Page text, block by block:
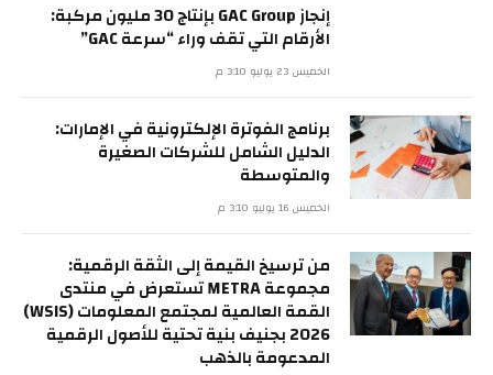
إنجاز GAC Group بإنتاج 30 مليون مركبة:
الأرقام التي تقف وراء “سرعة GAC”
الخميس 23 يوليو 3:10 م
برنامج الفوترة الإلكترونية في الإمارات:
الدليل الشامل للشركات الصغيرة
والمتوسطة
الخميس 16 يوليو 3:10 م
من ترسيخ القيمة إلى الثقة الرقمية:
مجموعة METRA تستعرض في منتدى
القمة العالمية لمجتمع المعلومات (WSIS)
2026 بجنيف بنية تحتية للأصول الرقمية
المدعومة بالذهب